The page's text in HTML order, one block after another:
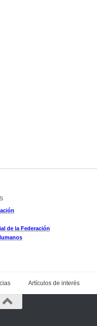
de la Federación
Artículos de interés